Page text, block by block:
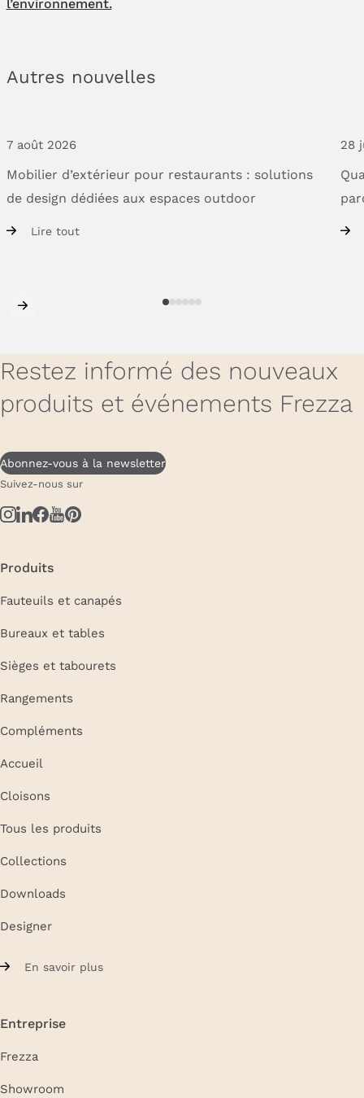
Autres nouvelles
7 août 2026
Mobilier d’extérieur pour restaurants : solutions
de design dédiées aux espaces outdoor
Lire tout
28
Restez informé des nouveaux
produits et événements Frezza
Abonnez-vous à la newsletter
Suivez-nous sur
Produits
Fauteuils et canapés
Bureaux et tables
Sièges et tabourets
Rangements
Compléments
Accueil
Cloisons
Tous les produits
Collections
Downloads
Designer
En savoir plus
Entreprise
Frezza
Showroom